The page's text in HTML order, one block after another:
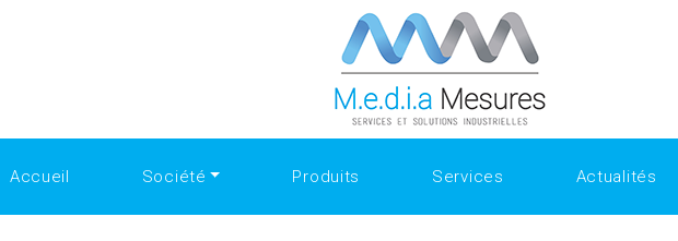
https://www.intensedebate.com/people/SanfordShah Why Collectors Trust the
Breaking Down the Best Replica Watches https://www.openlearning.com/u/
Factory are the Ultimate Style Choice Luxury Gifting With replica watches
Accueil Société Produits Services Actualités